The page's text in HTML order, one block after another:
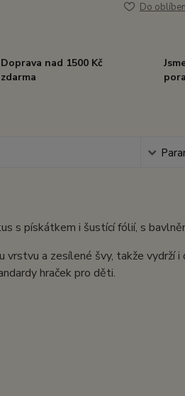
Do
Doprava nad 1500 Kč
zdarma
s pískátkem i šustící fólií, s
vrstvu a zesílené švy, takže vydrží
hraček pro děti.